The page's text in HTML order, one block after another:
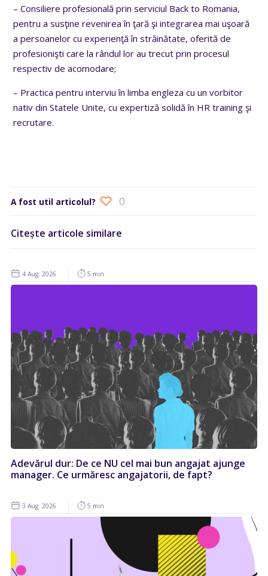
– Consiliere profesională prin serviciul Back to Romania,
pentru a susţine revenirea în ţară şi integrarea mai uşoară
a persoanelor cu experienţă în străinătate, oferită de
profesionişti care la rândul lor au trecut prin procesul
respectiv de acomodare;
– Practica pentru interviu în limba engleza cu un vorbitor
nativ din Statele Unite, cu expertiză solidă în HR training şi
recrutare.
A fost util articolul? 0
Citește articole similare
4 Aug. 2026 5 min
Adevărul dur: De ce NU cel mai bun angajat ajunge
manager. Ce urmăresc angajatorii, de fapt?
3 Aug. 2026 5 min